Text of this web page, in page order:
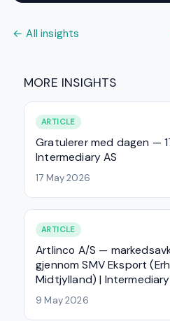
← All insights
MORE INSIGHTS
ARTICLE
Gratulerer med dagen —
Intermediary AS
17 May 2026
ARTICLE
Artlinco A/S —
gjennom SMV Eksport
Midtjylland) | Intermediary
9 May 2026